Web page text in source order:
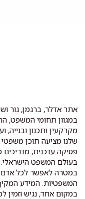
אתר אדלר, ברגמן, גור
במגוון תחומי המשפט,
מקרקעין ותכנון
שלנו מציעה תוכן משפטי
פסיקה עדכנית,
בעולם המשפט הישראלי.
במטרה לאפשר לכל אדם
המשפטיות. המידע
במקום אחד, נגיש וזמין